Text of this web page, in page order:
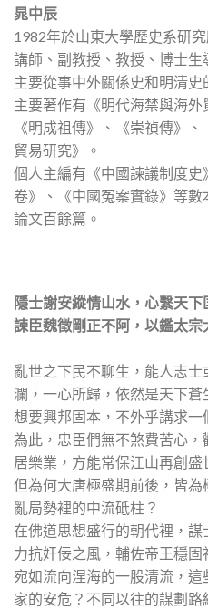
晁中辰
1982年於山東大學歷史系研
講師、副教授、教授、博士生
主要從事中外關係史和明清史
主要著作有《明代海禁與海外
《明成祖傳》、《崇禎傳》
貿易研究》。
個人主編有《中國諫議制度
卷》、《中國冤案實錄》等
論文百餘篇。
隱士謝安縱情山水，心繫天下
諫臣魏徵剛正不阿，以鑑太宗
亂世之下民不聊生，能人志
瀾，一心所歸，依然是天下蒼
想要興邦固本，不外乎講求一
為此，忠臣們無不煞費苦心
居樂業，方能常保江山再創盛
但為何大唐極盛期前後，皆
亂局勢裡的中流砥柱？
在佛道思想盛行的朝代裡，謀
力抗奸佞之風，輔佐帝王穩固
宛如流向涅海的一股清流，
家的安危？不同以往的謀劃路